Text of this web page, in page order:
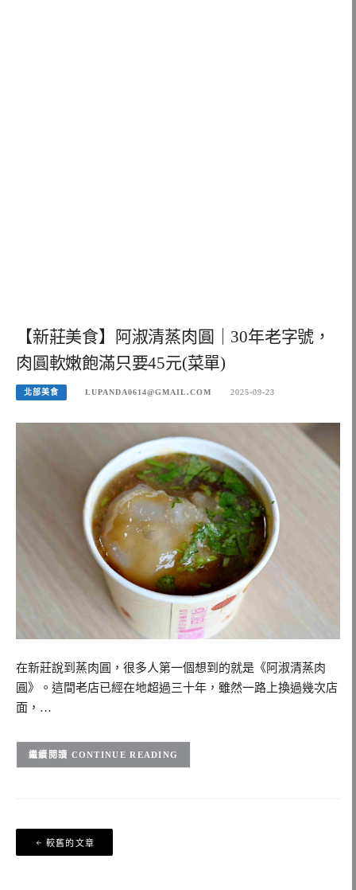
【新莊美食】阿淑清蒸肉圓｜30年老字號，
肉圓軟嫩飽滿只要45元(菜單)
北部美食 LUPANDA0614@GMAIL.COM 2025-09-23
在新莊說到蒸肉圓，很多人第一個想到的就是《阿淑清蒸肉
圓》。這間老店已經在地超過三十年，雖然一路上換過幾次店
面，…
CONTINUE READING
文
章
較舊的文章